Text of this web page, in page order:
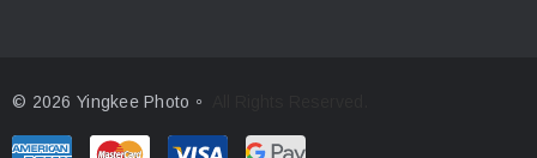
© 2026 Yingkee Photo。